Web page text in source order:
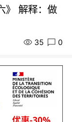
》 解释：做
35 0